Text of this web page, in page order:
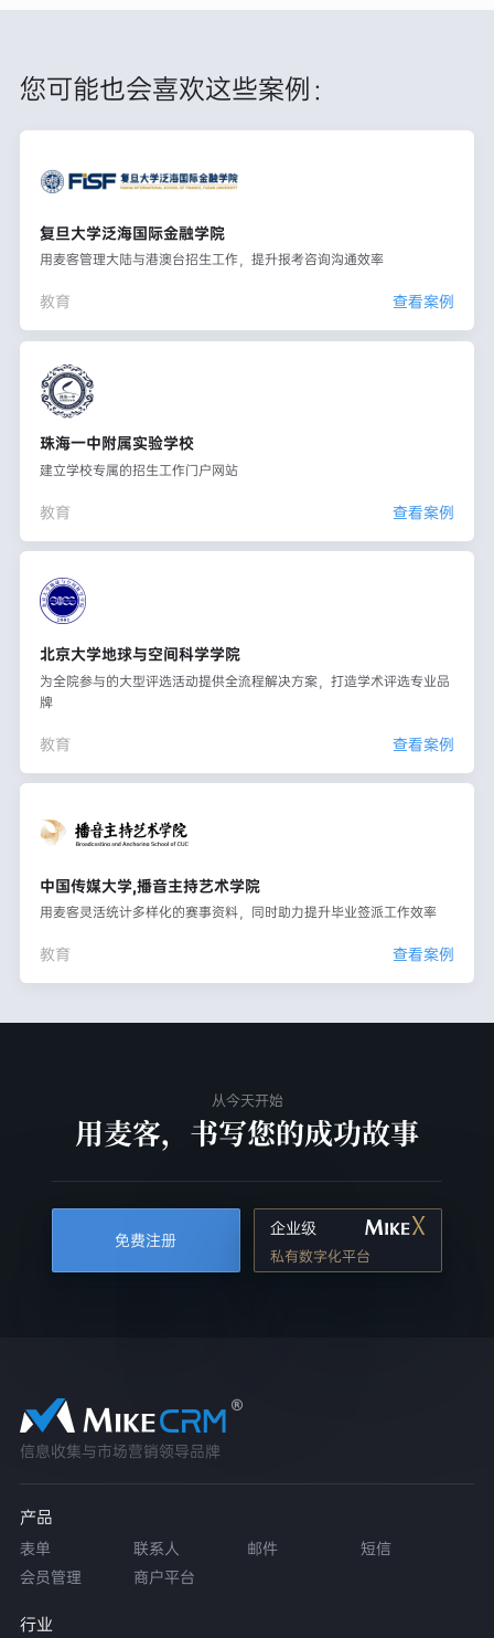
您可能也会喜欢这些案例：
复旦大学泛海国际金融学院
用麦客管理大陆与港澳台招生工作，提升报考咨询沟通效率
教育 查看案例
珠海一中附属实验学校
建立学校专属的招生工作门户网站
教育 查看案例
北京大学地球与空间科学学院
为全院参与的大型评选活动提供全流程解决方案，打造学术评选专业品
牌
教育 查看案例
中国传媒大学,播音主持艺术学院
用麦客灵活统计多样化的赛事资料，同时助力提升毕业签派工作效率
教育 查看案例
从今天开始
用麦客，书写您的成功故事
免费注册
企业级
私有数字化平台
信息收集与市场营销领导品牌
产品
表单 联系人 邮件
短信
会员管理
商户平台
行业